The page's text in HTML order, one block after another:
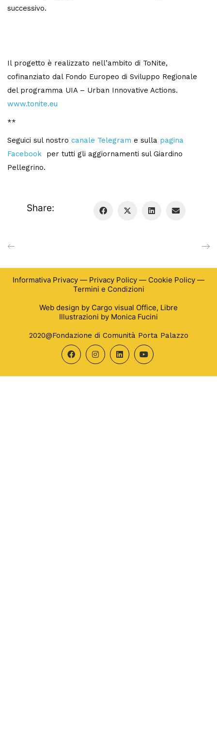
successivo.
Il progetto è realizzato nell’ambito di ToNite,
cofinanziato dal Fondo Europeo di Sviluppo Regionale
del programma UIA – Urban Innovative Actions.
www.tonite.eu
**
Seguici sul nostro canale Telegram e sulla pagina
Facebook per tutti gli aggiornamenti sul Giardino
Pellegrino.
Share:
Informativa Privacy — Privacy Policy — Cookie Policy —
Termini e Condizioni
Web design by Cargo visual Office, Libre
Illustrazioni by Monica Fucini
2020@Fondazione di Comunità Porta Palazzo